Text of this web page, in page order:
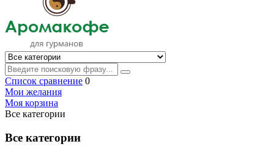
Список сравнение 0
Мои желания
Моя корзина
Все категории
Все категории